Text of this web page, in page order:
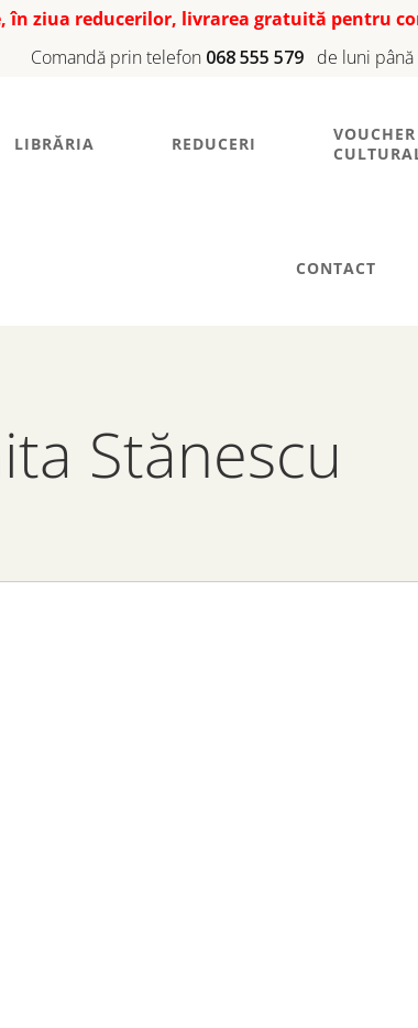
în ziua reducerilor, livrarea gratuită pentru
Comandă prin telefon 068 555 579 de luni până
LIBRĂRIA REDUCERI
VOUCHER
CONTACT
Stănescu